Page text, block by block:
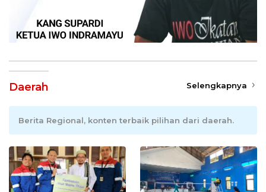
Daerah Selengkapnya
Berita Regional, konten terbaik pilihan dari daerah.